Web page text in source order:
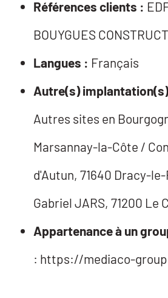
Références clients :
BOUYGUES
Langues : Français
Autre(s)
Autres sites en
Marsannay-la-Côte /
d'Autun, 71640 Dracy-
Gabriel JARS, 71200 Le
Appartenance à un
: https://mediaco-